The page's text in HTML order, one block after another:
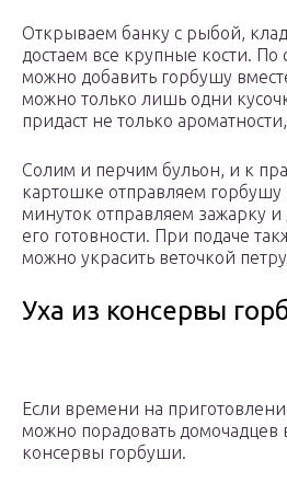
Открываем банку с рыбой,
достаем все крупные кости.
можно добавить горбушу
можно только лишь одни
придаст не только
Солим и перчим бульон, и к
картошке отправляем горбушу
минуток отправляем зажарку
его готовности. При подаче
можно украсить веточкой
Уха из консервы
Если времени на
можно порадовать домочадцев
консервы горбуши.